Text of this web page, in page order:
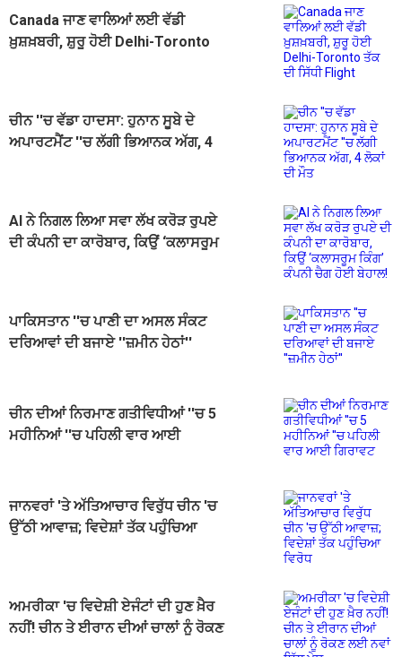
Canada ਜਾਣ ਵਾਲਿਆਂ ਲਈ ਵੱਡੀ
ਖ਼ੁਸ਼ਖ਼ਬਰੀ, ਸ਼ੁਰੂ ਹੋਈ Delhi-Toronto
ਚੀਨ ''ਚ ਵੱਡਾ ਹਾਦਸਾ: ਹੁਨਾਨ ਸੂਬੇ ਦੇ
ਅਪਾਰਟਮੈਂਟ ''ਚ ਲੱਗੀ ਭਿਆਨਕ ਅੱਗ, 4
AI ਨੇ ਨਿਗਲ ਲਿਆ ਸਵਾ ਲੱਖ ਕਰੋੜ ਰੁਪਏ
ਦੀ ਕੰਪਨੀ ਦਾ ਕਾਰੋਬਾਰ, ਕਿਉਂ ‘ਕਲਾਸਰੂਮ
ਪਾਕਿਸਤਾਨ ''ਚ ਪਾਣੀ ਦਾ ਅਸਲ ਸੰਕਟ
ਦਰਿਆਵਾਂ ਦੀ ਬਜਾਏ ''ਜ਼ਮੀਨ ਹੇਠਾਂ''
ਚੀਨ ਦੀਆਂ ਨਿਰਮਾਣ ਗਤੀਵਿਧੀਆਂ ''ਚ 5
ਮਹੀਨਿਆਂ ''ਚ ਪਹਿਲੀ ਵਾਰ ਆਈ
ਜਾਨਵਰਾਂ 'ਤੇ ਅੱਤਿਆਚਾਰ ਵਿਰੁੱਧ ਚੀਨ 'ਚ
ਉੱਠੀ ਆਵਾਜ਼; ਵਿਦੇਸ਼ਾਂ ਤੱਕ ਪਹੁੰਚਿਆ
ਅਮਰੀਕਾ 'ਚ ਵਿਦੇਸ਼ੀ ਏਜੰਟਾਂ ਦੀ ਹੁਣ ਖ਼ੈਰ
ਨਹੀਂ! ਚੀਨ ਤੇ ਈਰਾਨ ਦੀਆਂ ਚਾਲਾਂ ਨੂੰ ਰੋਕਣ